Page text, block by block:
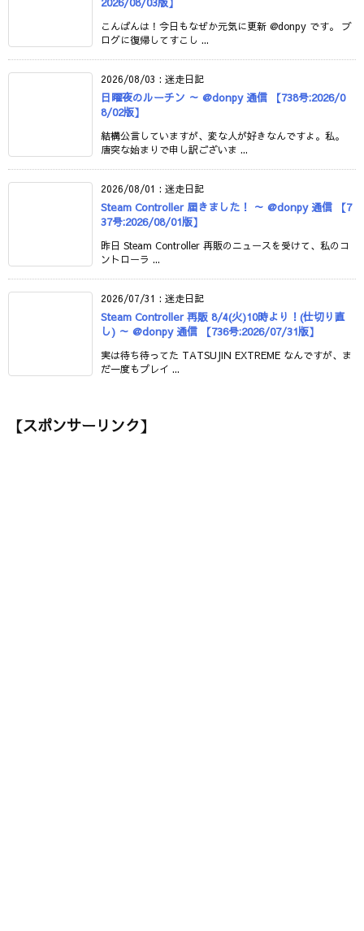
こんばんは！今日もなぜか元気に更新 @donpy です。 ブ
ログに復帰してすこし ...
2026/08/03 : 迷走日記
日曜夜のルーチン ～ @donpy 通信 【738号:2026/0
8/02版】
結構公言していますが、変な人が好きなんですよ。私。
唐突な始まりで申し訳ございま ...
2026/08/01 : 迷走日記
Steam Controller 届きました！ ～ @donpy 通信 【7
37号:2026/08/01版】
昨日 Steam Controller 再販のニュースを受けて、私のコ
ントローラ ...
2026/07/31 : 迷走日記
Steam Controller 再販 8/4(火)10時より！(仕切り直
し) ～ @donpy 通信 【736号:2026/07/31版】
実は待ち待ってた TATSUJIN EXTREME なんですが、ま
だ一度もプレイ ...
【スポンサーリンク】